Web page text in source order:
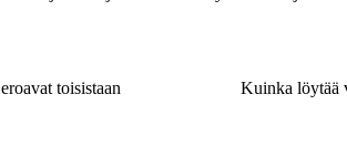
toisistaan Kuinka löytää